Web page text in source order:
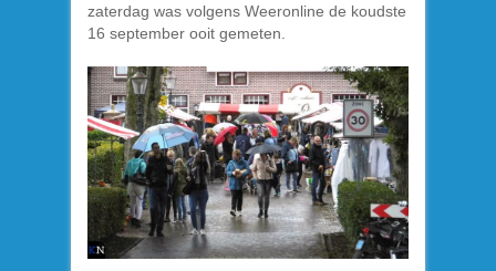
zaterdag was volgens Weeronline de koudste
16 september ooit gemeten.